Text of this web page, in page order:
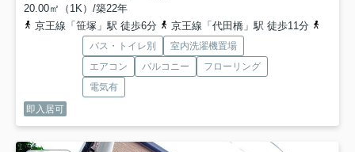
20.00㎡（1K）/築22年
京王線「笹塚」駅 徒歩6分
京王線「代田橋」駅 徒歩11分
バス・トイレ別
室内洗濯機置場
エアコン
バルコニー
フローリング
電気有
即入居可